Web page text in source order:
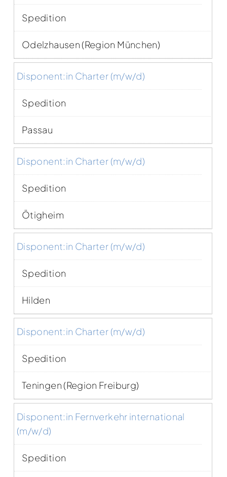
Spedition
Odelzhausen (Region München)
Disponent:in Charter (m/w/d)
Spedition
Passau
Disponent:in Charter (m/w/d)
Spedition
Ötigheim
Disponent:in Charter (m/w/d)
Spedition
Hilden
Disponent:in Charter (m/w/d)
Spedition
Teningen (Region Freiburg)
Disponent:in Fernverkehr international
(m/w/d)
Spedition